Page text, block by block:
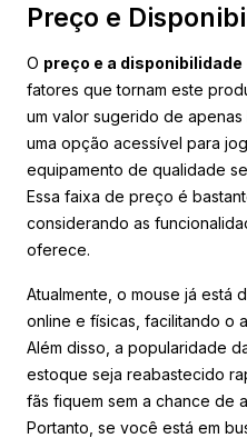
Preço e
O preço e a disponibilidade
fatores que tornam este
um valor sugerido de
uma opção acessível para
equipamento de qualidade
Essa faixa de preço é
considerando as
oferece.
Atualmente, o mouse já está
online e físicas, facilitando o
Além disso, a popularidade
estoque seja reabastecido
fãs fiquem sem a chance de
Portanto, se você está em